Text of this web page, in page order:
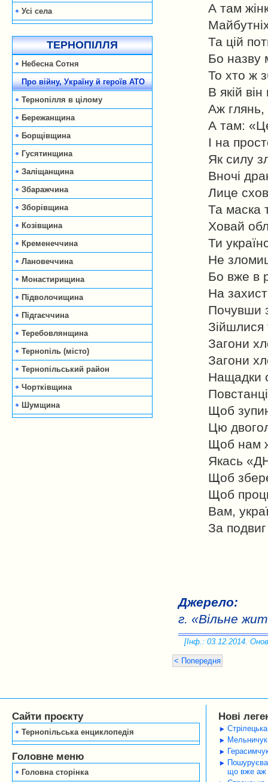
Усі села
ТЕРНОПІЛЛЯ
Небесна Сотня
Про війну, Україну й героїв АТО
Тернопілля в цілому
Бережанщина
Борщівщина
Гусятинщина
Заліщанщина
Збаражчина
Зборівщина
Козівщина
Кременеччина
Лановеччина
Монастирищина
Підволочищина
Підгаєччина
Теребовлянщина
Тернопіль (місто)
Тернопільський район
Чортківщина
Шумщина
А там
Та цій
Бо назву
То хто ж
В якій
Аж глянь,
А там:
І на
Як силу
Вночі
Лице
Та маска
Ховай
Ти
Не
Бо вже в
На
Почувши
Зійшлися
Загони
Загони
Нащадки
Щоб
Цю
Щоб нам
Якась
Щоб
Щоб
Вам,
За
Джерело:
г. «Вільне
[Інф.: 03.12.2014.
< Попередня
Сайти проєкту
Тернопільська енциклопедія
Головне меню
Головна сторінка
Нові
Мельничук
що вже аж